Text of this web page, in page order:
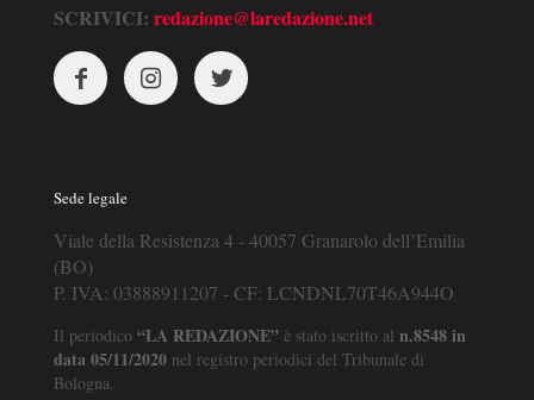
SCRIVICI: redazione@laredazione.net
Sede legale
Viale della Resistenza 4 - 40057 Granarolo dell’Emilia
(BO)
P. IVA: 03888911207 - CF: LCNDNL70T46A944O
Il periodico “LA REDAZIONE” è stato iscritto al n.8548 in
data 05/11/2020 nel registro periodici del Tribunale di
Bologna.